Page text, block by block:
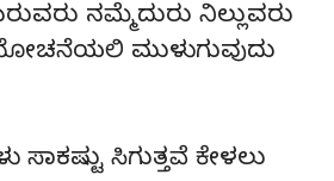
ನಮ್ಮೆದುರು ನಿಲ್ಲುವರು
ಮುಳುಗುವುದು
ಸಾಕಷ್ಟು ಸಿಗುತ್ತವೆ ಕೇಳಲು